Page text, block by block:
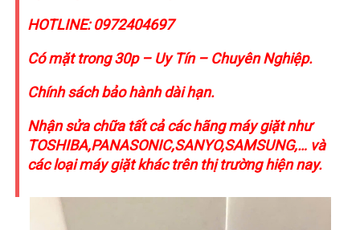
HOTLINE:0972404697
Có mặt trong 30p – Uy Tín – Chuyên Nghiệp.
Chính sách bảo hành dài hạn.
Nhận sửa chữa tất cả các hãng máy giặt như
TOSHIBA,PANASONIC,SANYO,SAMSUNG,… và
các loại máy giặt khác trên thị trường hiện nay.